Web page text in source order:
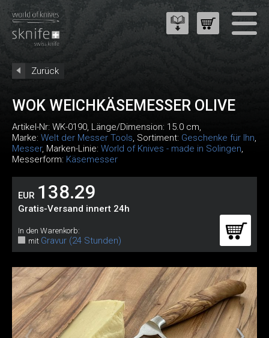
Zurück
WOK WEICHKÄSEMESSER OLIVE
Artikel-Nr: WK-0190, Länge/Dimension: 15.0 cm,
Marke: Welt der Messer Tools, Sortiment: Geschenke für Ihn,
Messer, Marken-Linie: World of Knives - made in Solingen,
Messerform: Käsemesser
EUR 138.29
Gratis-Versand innert 24h
In den Warenkorb:
mit Gravur (24 Stunden)